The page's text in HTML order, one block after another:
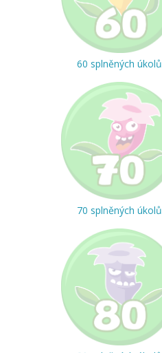
60 splněných úkolů
70 splněných úkolů